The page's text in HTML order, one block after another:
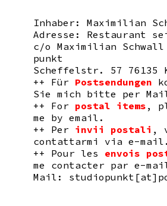
Inhaber: Maximilian
Adresse: Restaurant
c/o Maximilian
punkt
Scheffelstr. 57 76135
++ Für Postsendungen
Sie mich bitte per
++ For postal items ,
me by email.
++ Per invii postali ,
contattarmi via e-mail.
++ Pour les envois
me contacter par e-
Mail: